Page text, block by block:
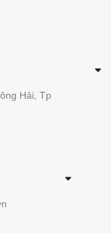
Hải, Tp